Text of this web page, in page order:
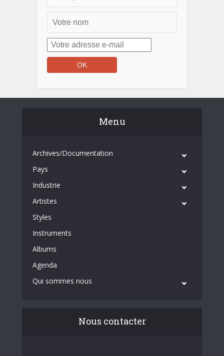
Menu
Archives/Documentation
Pays
Industrie
Artistes
Styles
Instruments
Albums
Agenda
Qui sommes nous
Nous contacter